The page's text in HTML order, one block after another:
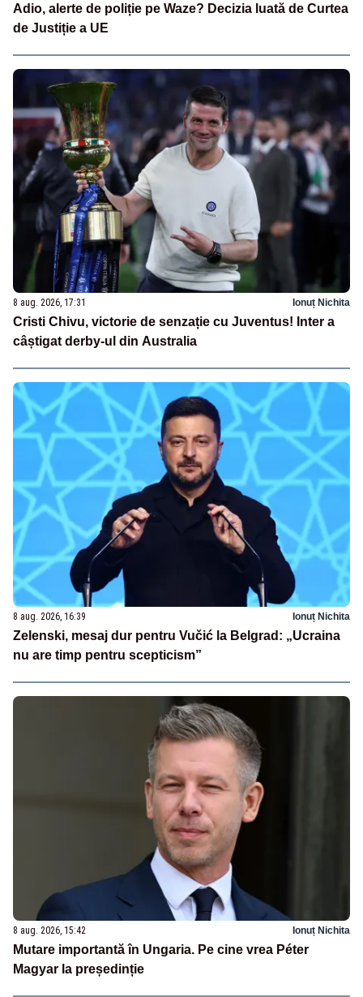
Adio, alerte de poliție pe Waze? Decizia luată de Curtea
de Justiție a UE
8 aug. 2026, 17:31 Ionuț Nichita
Cristi Chivu, victorie de senzație cu Juventus! Inter a
câștigat derby-ul din Australia
8 aug. 2026, 16:39 Ionuț Nichita
Zelenski, mesaj dur pentru Vučić la Belgrad: „Ucraina
nu are timp pentru scepticism”
8 aug. 2026, 15:42 Ionuț Nichita
Mutare importantă în Ungaria. Pe cine vrea Péter
Magyar la președinție